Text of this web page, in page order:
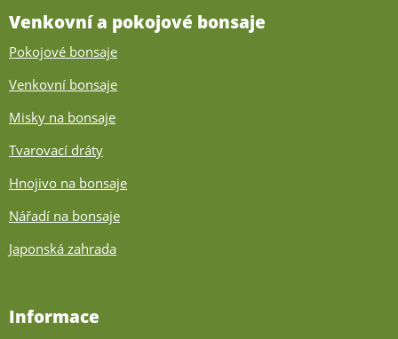
Venkovní a pokojové bonsaje
Pokojové bonsaje
Venkovní bonsaje
Misky na bonsaje
Tvarovací dráty
Hnojivo na bonsaje
Nářadí na bonsaje
Japonská zahrada
Informace